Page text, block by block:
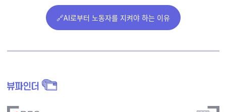
🔗AI로부터 노동자를 지켜야 하는 이유